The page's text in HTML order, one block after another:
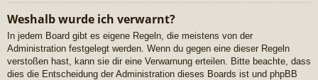
Weshalb wurde ich verwarnt?
In jedem Board gibt es eigene Regeln, die meistens von der
Administration festgelegt werden. Wenn du gegen eine dieser Regeln
verstoßen hast, kann sie dir eine Verwarnung erteilen. Bitte beachte, dass
dies die Entscheidung der Administration dieses Boards ist und phpBB